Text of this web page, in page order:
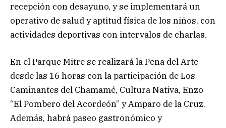
recepción con desayuno, y se implementará un
operativo de salud y aptitud física de los niños, con
actividades deportivas con intervalos de charlas.
En el Parque Mitre se realizará la Peña del Arte
desde las 16 horas con la participación de Los
Caminantes del Chamamé, Cultura Nativa, Enzo
“El Pombero del Acordeón” y Amparo de la Cruz.
Además, habrá paseo gastronómico y